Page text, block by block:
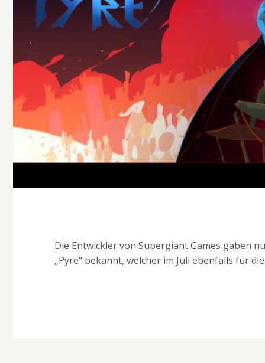
Die Entwickler von Supergiant Games gaben
„Pyre“ bekannt, welcher im Juli ebenfalls für